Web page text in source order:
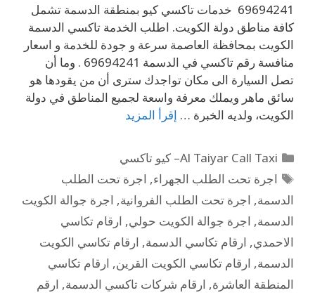
69694241 خدمات تاكسي كيو بمنطقة الدسمة تشمل
كافة مناطق دولة الكويت. اطلب الخدمة تاكسي الدسمة
الكويت بمحافظة العاصمة سرعة و جودة للخدمة و اسعار
منافسة رقم تاكسي في الدسمة 69694241 . وما أن
تصل السيارة الى مكان تواجدك سترى أن من يقودها هو
سائق ماهر ويملك معرفة واسعة لجميع المناطق في دولة
الكويت، ولديه الخبرة … إقرأ المزيد
Al Taiyar Call Taxi– كيو تاكسي
اجرة تحت الطلب الجهراء, اجرة تحت الطلب
الدسمة, اجرة تحت الطلب الفروانية, اجرة جوالة الكويت
الدسمة, اجرة جوالة الكويت حولي, ارقام تكاسي
الاحمدي, ارقام تكاسي الدسمة, ارقام تكاسي الكويت
الدسمة, ارقام تكاسي الكويت القرين, ارقام تكاسي
المنطقة العاشرة, ارقام شركات تاكسي الدسمة, ارقم